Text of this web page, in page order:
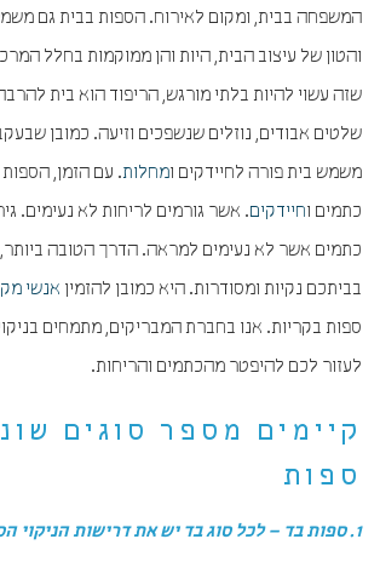
המשפחה בבית, ומקום לאירוח. הספות בבית גם
והטון של עיצוב הבית, היות והן ממוקמות בחלל
שזה עשוי להיות בלתי מורגש, הריפוד הוא בית
שלטים אבודים, נוזלים שנשפכים וזיעה. כמובן
משמש בית פורה לחיידקים ומחלות. עם הזמן,
כתמים וחיידקים. אשר גורמים לריחות לא נעימים.
כתמים אשר לא נעימים למראה. הדרך הטובה
בביתכם נקיות ומסודרות. היא כמובן להזמין אנשי
ספות בקריות. אנו בחברת המבריקים, מתמחים
לעזור לכם להיפטר מהכתמים והריחות.
קיימים מספר סוגים
ספות
1. ספות בד – לכל סוג בד יש את דרישות הניקוי הספציפיות שלו.